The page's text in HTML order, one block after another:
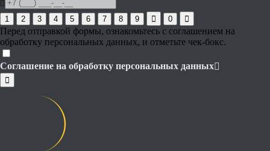
1 2 3 4 5 6 7 8 9 0
Перед отправкой формы, ознакомьтесь с соглашением на
обработку персональных данных, и отметьте чек-бокс.
Соглашение на обработку персональных данных